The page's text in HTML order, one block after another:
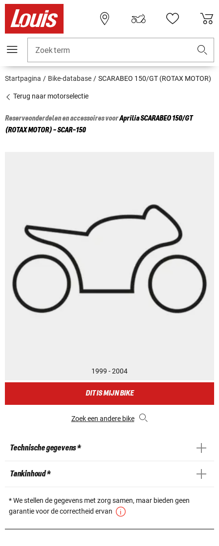
Zoekterm
Startpagina Bike-database SCARABEO 150/GT (ROTAX MOTOR)
Terug naar motorselectie
Reserveonderdelen en accessoires voorApriliaSCARABEO 150/GT
(ROTAX MOTOR) - SCAR-150
1999 - 2004
DIT IS MIJN BIKE
Zoek een andere bike
Technische gegevens *
Tankinhoud *
* We stellen de gegevens met zorg samen, maar bieden geen
garantie voor de correctheid ervan